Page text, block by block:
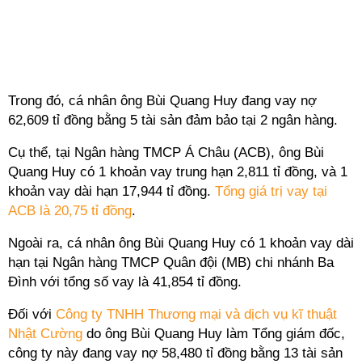
Trong đó, cá nhân ông Bùi Quang Huy đang vay nợ
62,609 tỉ đồng bằng 5 tài sản đảm bảo tại 2 ngân hàng.
Cụ thể, tại Ngân hàng TMCP Á Châu (ACB), ông Bùi
Quang Huy có 1 khoản vay trung hạn 2,811 tỉ đồng, và 1
khoản vay dài hạn 17,944 tỉ đồng. Tổng giá trị vay tại
ACB là 20,75 tỉ đồng.
Ngoài ra, cá nhân ông Bùi Quang Huy có 1 khoản vay dài
hạn tại Ngân hàng TMCP Quân đội (MB) chi nhánh Ba
Đình với tổng số vay là 41,854 tỉ đồng.
Đối với Công ty TNHH Thương mại và dịch vụ kĩ thuật
Nhật Cường do ông Bùi Quang Huy làm Tổng giám đốc,
công ty này đang vay nợ 58,480 tỉ đồng bằng 13 tài sản